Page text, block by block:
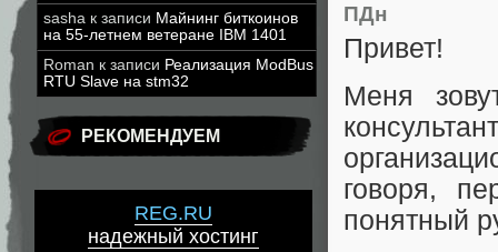
sasha к записи Майнинг биткоинов
на 55-летнем ветеране IBM 1401
Roman к записи Реализация ModBus
RTU Slave на stm32
РЕКОМЕНДУЕМ
REG.RU
надежный хостинг
ПДн
Привет!
Меня
говоря,
понятный